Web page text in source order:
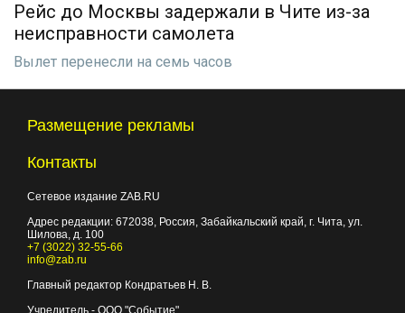
Рейс до Москвы задержали в Чите из-за
неисправности самолета
Вылет перенесли на семь часов
Размещение рекламы
Контакты
Сетевое издание ZAB.RU
Адрес редакции: 672038, Россия, Забайкальский край, г. Чита, ул.
Шилова, д. 100
+7 (3022) 32-55-66
info@zab.ru
Главный редактор Кондратьев Н. В.
Учредитель - ООО "Событие"